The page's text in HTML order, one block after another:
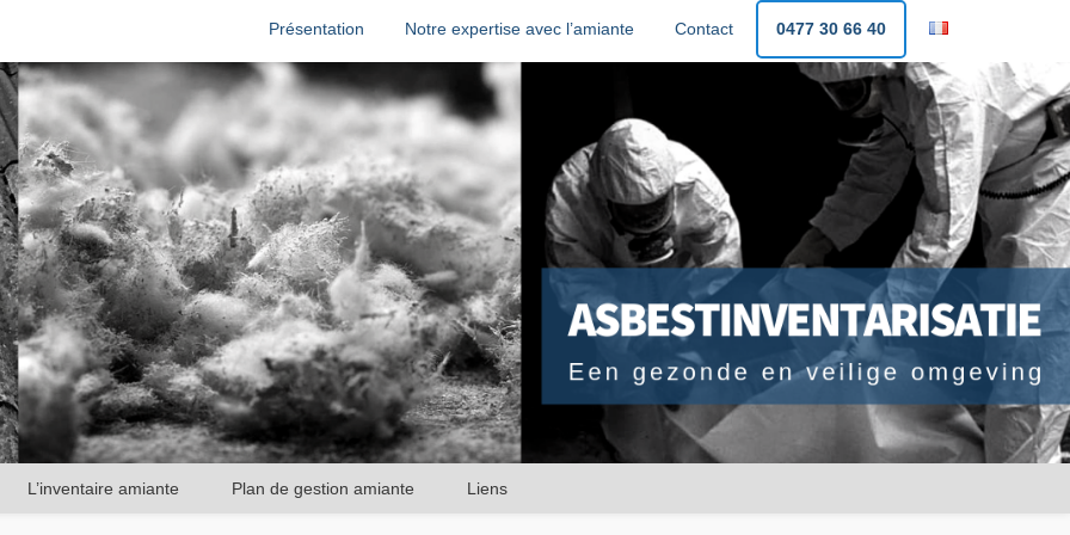
Présentation Notre expertise avec l’amiante Contact 0477 30 66 40
L’inventaire amiante Plan de gestion amiante Liens